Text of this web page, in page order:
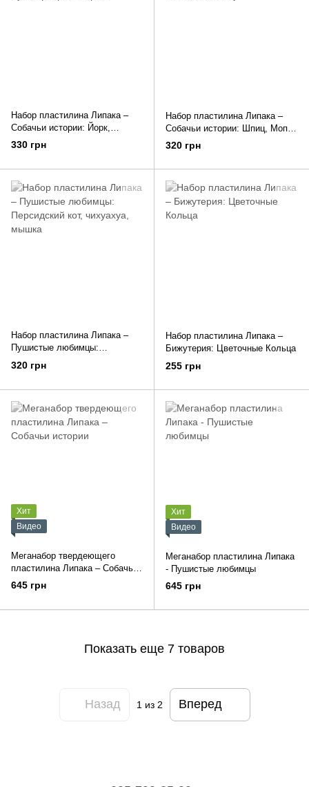
Набор пластилина Липака –
Собачьи истории: Йорк,
Бультерьер, Овчарка
330 грн
Набор пластилина Липака –
Собачьи истории: Шпиц, Мопс,
Сиба-ину
320 грн
Набор пластилина Липака –
Пушистые любимцы:
Персидский кот, чихуахуа,
мышка
320 грн
Набор пластилина Липака –
Бижутерия: Цветочные Кольца
255 грн
Хит
Видео
Меганабор твердеющего
пластилина Липака – Собачьи
истории
645 грн
Хит
Видео
Меганабор пластилина Липака
- Пушистые любимцы
645 грн
Показать еще 7 товаров
Назад 1 из 2 Вперед